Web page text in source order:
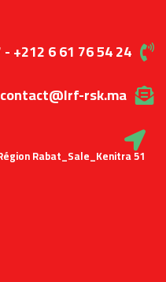
+212 6 61 76 54 24
contact@lrf-rsk.ma
Région Rabat_Sale_Kenitra